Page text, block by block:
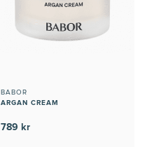
BABOR
ARGAN CREAM
789 kr